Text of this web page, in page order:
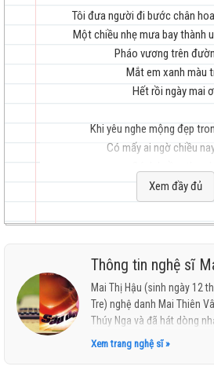
Tôi đưa người đi bước chân
Một chiều nhẹ mưa bay thành
Pháo vương trên
Mắt em xanh màu
Hết rồi ngày mai
Khi yêu nghe mộng đẹp
Có mấy ai ngờ chiều
Những kỷ niệm
Nói chi lần cuối
Tuổi đời vừa xinh như nụ hoa
Đã phân ly một lần, tiễn anh
Áo đẹp màu chinh
Tôi anh, đôi bạn đường ta
Xem đầy đủ
Thông tin nghệ sĩ
Mai Thị Hậu (sinh ngày 12
Tre) nghệ danh Mai Thiên
Thúy Nga và đã hát dòng
Xem trang nghệ sĩ »